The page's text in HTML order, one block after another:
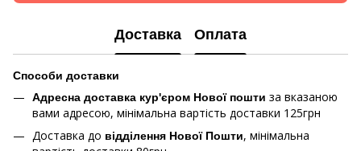
Доставка Оплата
Способи доставки
Адресна доставка кур'єром Нової пошти за вказаною
вами адресою, мінімальна вартість доставки 125грн
Доставка до відділення Нової Пошти, мінімальна